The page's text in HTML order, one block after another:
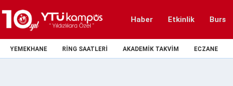
Haber Etkinlik Burs
YEMEKHANE RING SAATLERI AKADEMIK TAKVIM ECZANE